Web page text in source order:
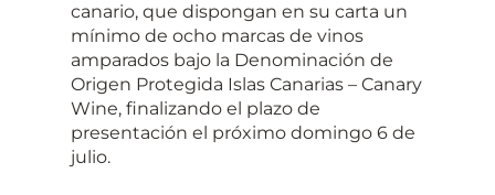
canario, que dispongan en su carta un
mínimo de ocho marcas de vinos
amparados bajo la Denominación de
Origen Protegida Islas Canarias – Canary
Wine, finalizando el plazo de
presentación el próximo domingo 6 de
julio.